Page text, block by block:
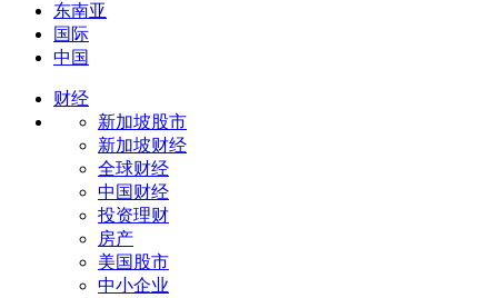
东南亚
国际
中国
财经
新加坡股市
新加坡财经
全球财经
中国财经
投资理财
房产
美国股市
中小企业